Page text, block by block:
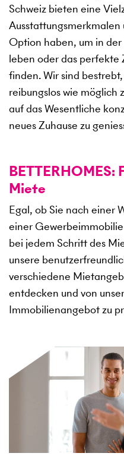
Schweiz bieten eine
Ausstattungsmerkmalen
Option haben, um in
leben oder das perfekte
finden. Wir sind
reibungslos wie möglich
auf das Wesentliche
neues Zuhause zu
BETTERHOMES:
Miete
Egal, ob Sie nach einer
einer
bei jedem Schritt des
unsere
verschiedene
entdecken und von
Immobilienangebot zu